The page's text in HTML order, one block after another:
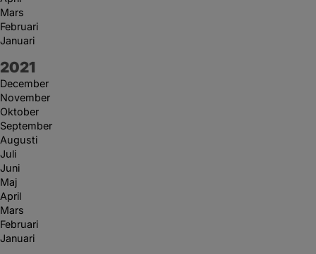
Mars
Februari
Januari
År:
2021
December
November
Oktober
September
Augusti
Juli
Juni
Maj
April
Mars
Februari
Januari